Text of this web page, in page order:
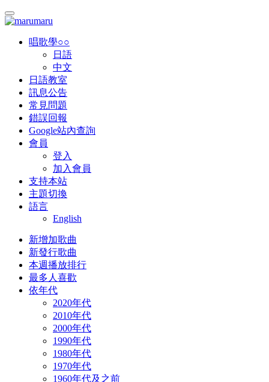
唱歌學○○
日語
中文
日語教室
訊息公告
常見問題
錯誤回報
Google站內查詢
會員
登入
加入會員
支持本站
主題切換
語言
English
新增加歌曲
新發行歌曲
本週播放排行
最多人喜歡
依年代
2020年代
2010年代
2000年代
1990年代
1980年代
1970年代
1960年代及之前